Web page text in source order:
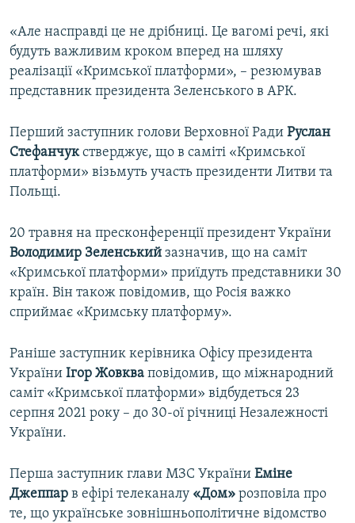
«Але насправді це не дрібниці. Це вагомі речі, які
будуть важливим кроком вперед на шляху
реалізації «Кримської платформи», – резюмував
представник президента Зеленського в АРК.
Перший заступник голови Верховної Ради Руслан
Стефанчукстверджує, що в саміті «Кримської
платформи» візьмуть участь президенти Литви та
Польщі.
20 травня на пресконференції президент України
Володимир Зеленський зазначив, що на саміт
«Кримської платформи» приїдуть представники 30
країн. Він також повідомив, що Росія важко
сприймає «Кримську платформу».
Раніше заступник керівника Офісу президента
України Ігор Жовква повідомив, що міжнародний
саміт «Кримської платформи» відбудеться 23
серпня 2021 року – до 30-ої річниці Незалежності
України.
Перша заступник глави МЗС України Еміне
Джеппар в ефірі телеканалу «Дом» розповіла про
те, що українське зовнішньополітичне відомство